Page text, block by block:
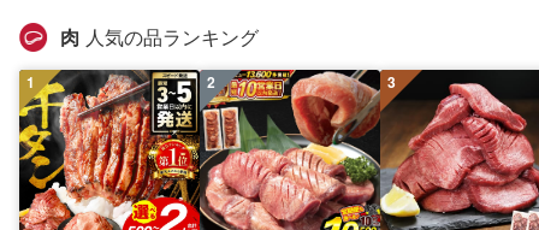
谷市 高評価★4.67
野市 送料無料
肉 人気の品ランキング
1 2 3